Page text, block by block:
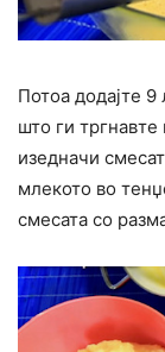
Потоа додајте
што ги
изедначи
млекото во
смесата со